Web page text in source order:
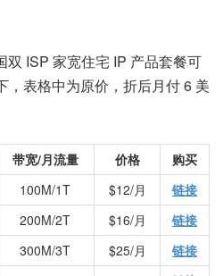
ISP 家宽住宅 IP 产品套餐可
，表格中为原价，折后月付 6 美
带宽/月流量 价格
购买
100M/1T $12/月
链接
200M/2T $16/月
链接
300M/3T $25/月
链接